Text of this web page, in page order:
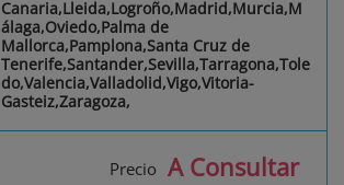
Canaria,Lleida,Logroño,Madrid,Murcia,M
álaga,Oviedo,Palma de
Mallorca,Pamplona,Santa Cruz de
Tenerife,Santander,Sevilla,Tarragona,Tole
do,Valencia,Valladolid,Vigo,Vitoria-
Gasteiz,Zaragoza,
Precio A Consultar